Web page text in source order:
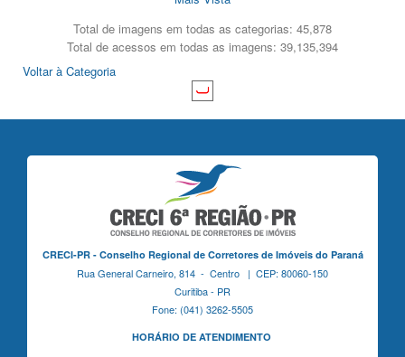
Total de imagens em todas as categorias: 45,878
Total de acessos em todas as imagens: 39,135,394
Voltar à Categoria
CRECI-PR - Conselho Regional de Corretores de Imóveis do Paraná
Rua General Carneiro, 814 - Centro | CEP: 80060-150
Curitiba - PR
Fone: (041) 3262-5505
HORÁRIO DE ATENDIMENTO